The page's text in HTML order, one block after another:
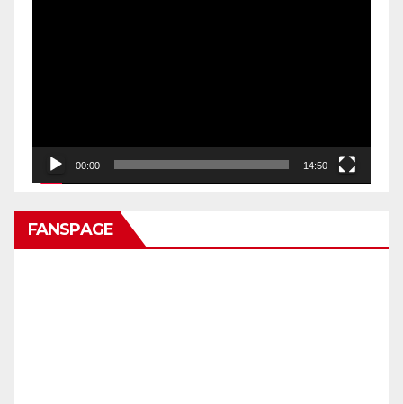
00:00 14:50
FANSPAGE